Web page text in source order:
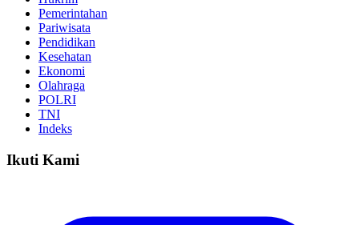
Pemerintahan
Pariwisata
Pendidikan
Kesehatan
Ekonomi
Olahraga
POLRI
TNI
Indeks
Ikuti Kami